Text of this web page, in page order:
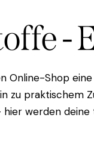
-
Online-Shop
zu praktischem
werden